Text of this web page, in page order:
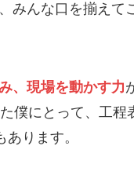
みんな口を揃えて
、現場を動かす力
僕にとって、工
ります。